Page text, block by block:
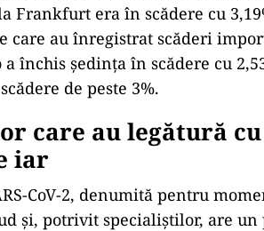
Frankfurt era în scădere cu
care au înregistrat scăderi
închis şedinţa în scădere cu
de peste 3%.
care au legătură
iar
CoV-2, denumită pentru
şi, potrivit specialiştilor, are un